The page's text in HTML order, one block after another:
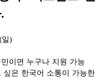
.
(일)
이면 누구나 지원 가능
싶은 한국어 소통이 가능한